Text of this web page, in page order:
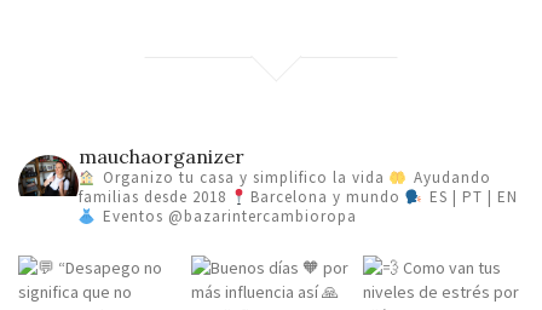
mauchaorganizer
Organizo tu casa y simplifico la vida
Ayudando
familias desde 2018
Barcelona y mundo
ES | PT | EN
Eventos @bazarintercambioropa